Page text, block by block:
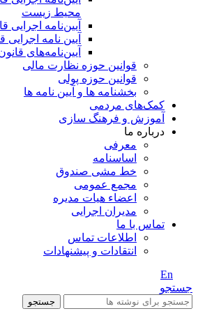
محیط زیست
آیین‌نامه
آیین نامه
آیین‌نامه‌های
قوانین حوزه نظارت مالی
قوانین حوزه پولی
بخشنامه ها و آیین نامه ها
کمک‌های مردمی
آموزش و فرهنگ سازی
درباره ما
معرفی
اساسنامه
خط مشی صندوق
مجمع عمومی
اعضاء هیات مدیره
مدیران اجرایی
تماس با ما
اطلاعات تماس
انتقادات و پیشنهادات
En
جستجو
جستجو